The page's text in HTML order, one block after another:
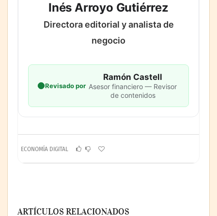
Inés Arroyo Gutiérrez
Directora editorial y analista de
negocio
Revisado por
Ramón Castell
Asesor financiero — Revisor
de contenidos
ECONOMÍA DIGITAL
ARTÍCULOS RELACIONADOS